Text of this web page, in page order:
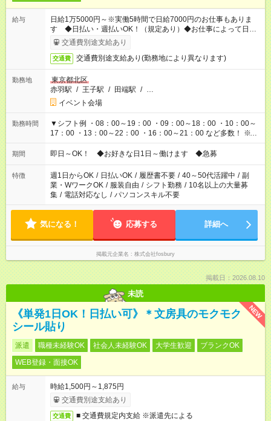
給与
日給1万5000円～※実働5時間で日給7000円のお仕事もありま
す ◆日払い・週払いOK！（規定あり）◆お仕事によって日給も
異なります
交通費別途支給あり
交通費 交通費別途支給あり(勤務地により異なります)
勤務地
東京都北区
赤羽駅 / 王子駅 / 田端駅 / …
イベント会場
勤務時間
▼シフト例 ・08：00～19：00 ・09：00～18：00 ・10：00～
17：00 ・13：00～22：00 ・16：00～21：00 など多数！ ※お
仕事により勤務時間が異なります
期間 即日～OK！ ◆お好きな日1日～働けます ◆急募
特徴 週1日からOK / 日払いOK / 履歴書不要 / 40～50代活躍中 / 副
業・WワークOK / 服装自由 / シフト勤務 / 10名以上の大量募
集 / 電話対応なし / パソコンスキル不要
気になる！ 応募する 詳細へ
掲載元企業名 株式会社fosbury
掲載日：2026.08.10
未読
NEW
《単発1日OK！日払い可》＊文房具のモクモク
シール貼り
派遣 職種未経験OK 社会人未経験OK 大学生歓迎
ブランクOK
WEB登録・面接OK
給与
時給1,500円～1,875円
交通費別途支給あり
交通費 ■ 交通費規定内支給 ※派遣先による